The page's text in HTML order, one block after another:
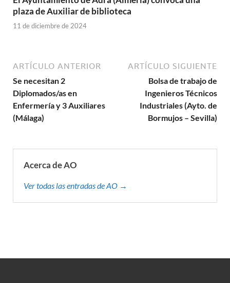
plaza de Auxiliar de biblioteca
11 de diciembre de 2024
ARTÍCULO ANTERIOR
Se necesitan 2
Diplomados/as en
Enfermería y 3 Auxiliares
(Málaga)
ARTÍCULO SIGUIENTE
Bolsa de trabajo de
Ingenieros Técnicos
Industriales (Ayto. de
Bormujos – Sevilla)
Acerca de AO
Ver todas las entradas de AO →